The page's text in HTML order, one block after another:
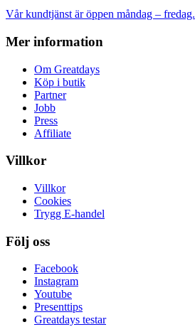
Vår kundtjänst är öppen måndag – fredag.
Mer information
Om Greatdays
Köp i butik
Partner
Jobb
Press
Affiliate
Villkor
Villkor
Cookies
Trygg E-handel
Följ oss
Facebook
Instagram
Youtube
Presenttips
Greatdays testar